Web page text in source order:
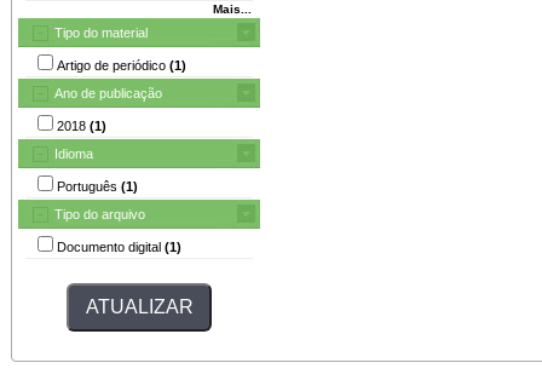
Mais...
Tipo do material
Artigo de periódico (1)
Ano de publicação
2018 (1)
Idioma
Português (1)
Tipo do arquivo
Documento digital (1)